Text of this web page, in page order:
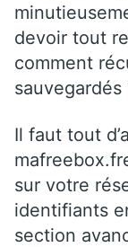
devoir tout
comment
sauvegardés
Il faut tout
sur votre
identifiants
section